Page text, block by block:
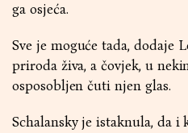
ga osjeća.
Sve je moguće tada, dodaje
priroda živa, a čovjek, u
osposobljen čuti njen glas.
Schalansky je istaknula, da i